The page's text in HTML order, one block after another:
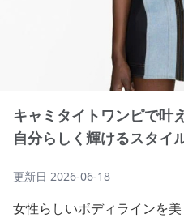
キャミタイトワンピで叶
自分らしく輝けるスタイ
更新日 2026-06-18
女性らしいボディラインを